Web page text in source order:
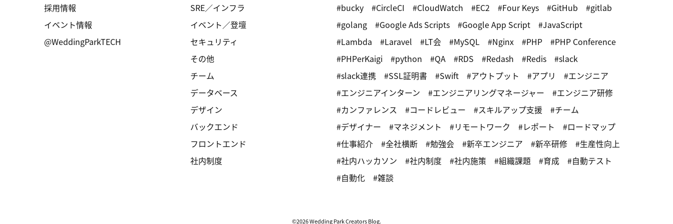
SRE／インフラ
イベント／登壇
セキュリティ
その他
チーム
データベース
デザイン
バックエンド
フロントエンド
社内制度
bucky CircleCI CloudWatch EC2 Four Keys GitHub
gitlab
golang
Google Ads Scripts Google App Script
JavaScript
Lambda
Laravel LT会 MySQL Nginx PHP
PHP Conference
PHPerKaigi
python QA RDS Redash Redis
slack
slack連携
SSL証明書 Swift アウトプット アプリ
エンジニア
エンジニアインターン
エンジニアリングマネージャー
エンジニア研修
カンファレンス
コードレビュー スキルアップ支援
チーム
デザイナー
マネジメント リモートワーク レポート
ロードマップ
仕事紹介
全社横断 勉強会 新卒エンジニア 新卒研修
生産性向上
社内ハッカソン
社内制度 社内施策 組織課題 育成
自動テスト
自動化
雑談
採用情報
イベント情報
@WeddingParkTECH
©2026 Wedding Park Creators Blog.